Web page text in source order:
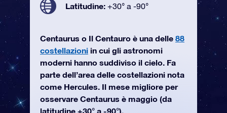
Latitudine: +30° a -90°
Centaurus o Il Centauro è una delle 88
costellazioni in cui gli astronomi
moderni hanno suddiviso il cielo. Fa
parte dell’area delle costellazioni nota
come Hercules. Il mese migliore per
osservare Centaurus è maggio (da
latitudine +30° a -90°).